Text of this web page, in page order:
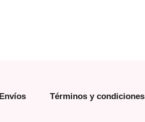
Envíos Términos y condiciones